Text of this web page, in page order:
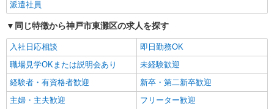
場合） 時給1,400円×8h×22日勤務
兵庫県神戸市東灘区 ★上記以外にも多数派遣
キープ 詳細を見る
派遣社員
同じ特徴から神戸市東灘区の求人を探す
入社日応相談
即日勤務OK
職場見学OKまたは説明会あり
未経験歓迎
経験者・有資格者歓迎
新卒・第二新卒歓迎
主婦・主夫歓迎
フリーター歓迎